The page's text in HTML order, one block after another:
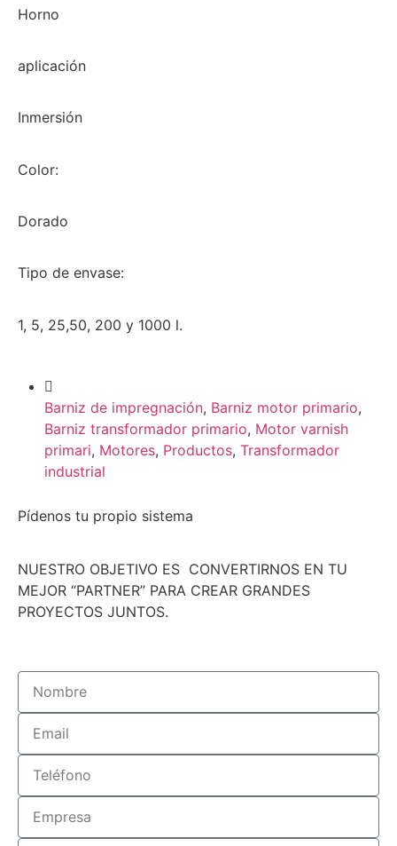
Horno
aplicación
Inmersión
Color:
Dorado
Tipo de envase:
1, 5, 25,50, 200 y 1000 l.
Barniz de impregnación, Barniz motor primario,
Barniz transformador primario, Motor varnish
primari, Motores, Productos, Transformador
industrial
Pídenos tu propio sistema
NUESTRO OBJETIVO ES CONVERTIRNOS EN TU
MEJOR “PARTNER” PARA CREAR GRANDES
PROYECTOS JUNTOS.